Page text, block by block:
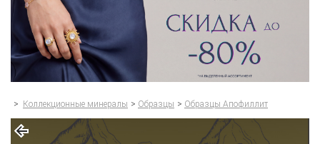
> Коллекционные минералы > Образцы > Образцы Апофиллит